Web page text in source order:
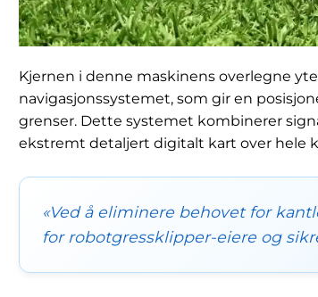
Kjernen i denne maskinens overlegne
navigasjonssystemet, som gir en
grenser. Dette systemet kombinerer
ekstremt detaljert digitalt kart over hele
«Ved å eliminere behovet for
for robotgressklipper-eiere og